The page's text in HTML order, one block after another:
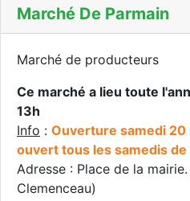
Marché De Parmain
Marché de producteurs
Ce marché a lieu toute
13h
Info : Ouverture samedi 20
ouvert tous les samedis de
Adresse : Place de la
Clemenceau)